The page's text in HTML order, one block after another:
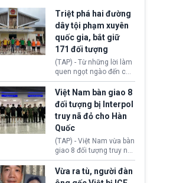
Triệt phá hai đường
dây tội phạm xuyên
quốc gia, bắt giữ
171 đối tượng
(TAP) - Từ những lời làm
quen ngọt ngào đến các
“sàn vàng ảo”, bất động
sản trực tuyến cùng
đường dây đánh bạc quy
mô lớn, hai tổ chức tội
phạm xuyên quốc gia đã
dựng lên mạng lưới hoạt
động tại Việt Nam và
Lào, lôi kéo hàng nghìn
người tham gia, luân
chuyển dòng tiền qua
nhiều lớp tài khoản. Sau
Việt Nam bàn giao 8
đối tượng bị Interpol
truy nã đỏ cho Hàn
Quốc
(TAP) - Việt Nam vừa bàn
giao 8 đối tượng truy nã
đỏ Interpol cho lực lượng
chức năng Hàn Quốc.
Nhóm này bị xác định
Vừa ra tù, người đàn